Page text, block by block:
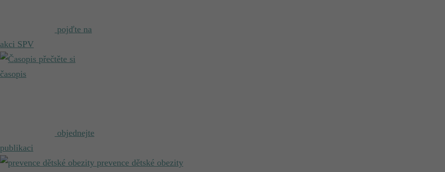
pojďte na
akci SPV
přečtěte si
časopis
objednejte
publikaci
prevence dětské obezity